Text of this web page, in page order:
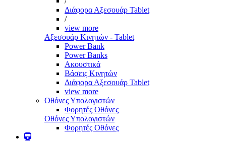
Διάφορα Αξεσουάρ Tablet
/
view more
Αξεσουάρ Κινητών - Tablet
Power Bank
Power Banks
Ακουστικά
Βάσεις Κινητών
Διάφορα Αξεσουάρ Tablet
view more
Οθόνες Υπολογιστών
Φορητές Οθόνες
Οθόνες Υπολογιστών
Φορητές Οθόνες